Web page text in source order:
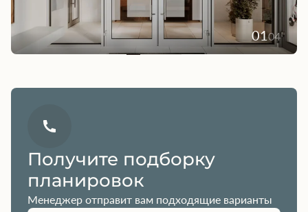
0104
Получите подборку
планировок
Менеджер отправит вам подходящие варианты